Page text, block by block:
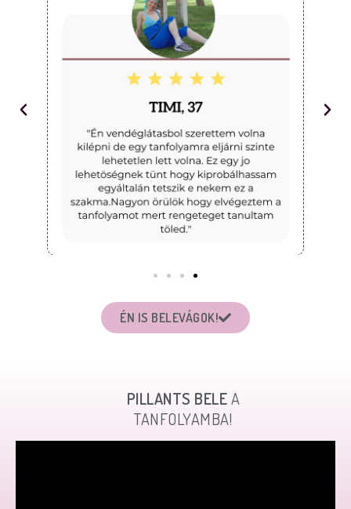
ÉN IS BELEVÁGOK!
PILLANTS BELEA
TANFOLYAMBA!